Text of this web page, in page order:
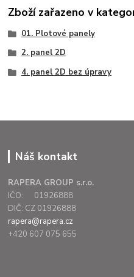
Zboží zařazeno v
01. Plotové panely
2. panel 2D
4. panel 2D bez úpravy
Náš kontakt
RAPERA GROUP s.r.o.
IČO: 01926888
DIČ: CZ 01926888
rapera@rapera.cz
+420 607 075 655